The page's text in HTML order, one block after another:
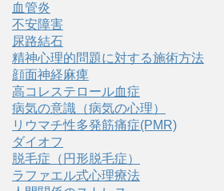
血管炎
不安障害
尿路結石
精神心理的問題に対する施術方法
顔面神経麻痺
高コレステロール血症
病気の意識（病気の心理）
リウマチ性多発筋痛症(PMR)
ダイオフ
脱毛症（円形脱毛症）
ラファエル式心理療法